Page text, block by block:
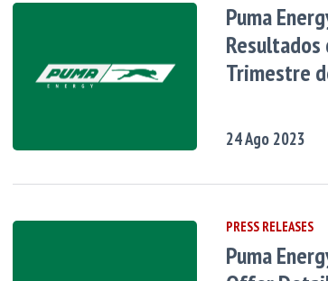
Puma
Resultados
Trimestre
24Ago 2023
PRESS RELEASES
Puma